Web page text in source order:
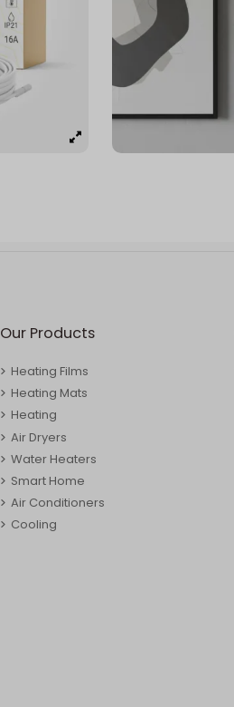
Our Products
Heating Films
Heating Mats
Heating
Air Dryers
Water Heaters
Smart Home
Air Conditioners
Cooling